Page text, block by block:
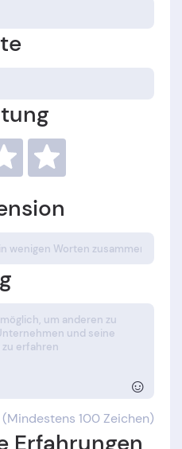
☺
(Mindestens 100 Zeichen)
Erfahrungen